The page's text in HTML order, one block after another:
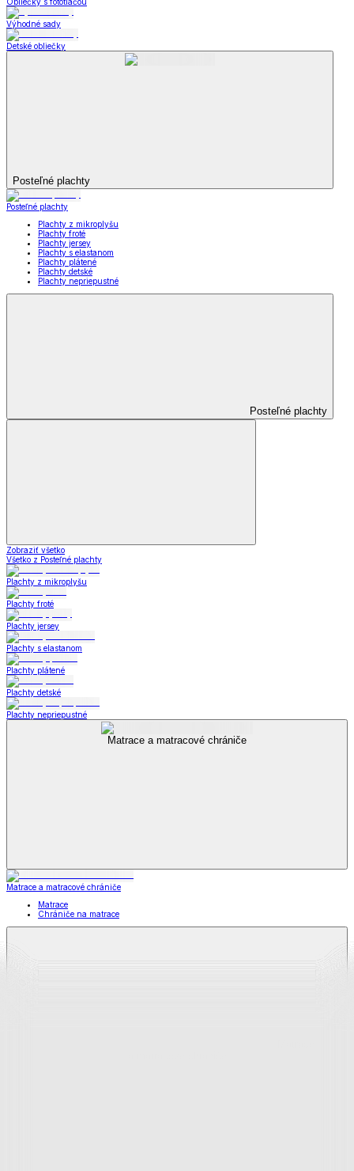
Výhodné sady
Detské obliečky
Posteľné plachty
Posteľné plachty
Plachty z mikroplyšu
Plachty froté
Plachty jersey
Plachty s elastanom
Plachty plátené
Plachty detské
Plachty nepriepustné
Posteľné plachty
Zobraziť všetko
Všetko z Posteľné plachty
Plachty z mikroplyšu
Plachty froté
Plachty jersey
Plachty s elastanom
Plachty plátené
Plachty detské
Plachty nepriepustné
Matrace a matracové chrániče
Matrace a matracové chrániče
Matrace
Chrániče na matrace